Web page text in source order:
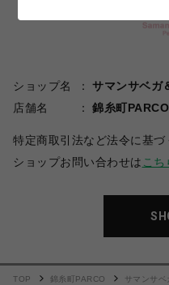
ショップ名
サマンサベガ
店舗名
錦糸町PARCO
特定商取引法など法令に基づ
ショップお問い合わせは こち
TOP 錦糸町PARCO サマンサ